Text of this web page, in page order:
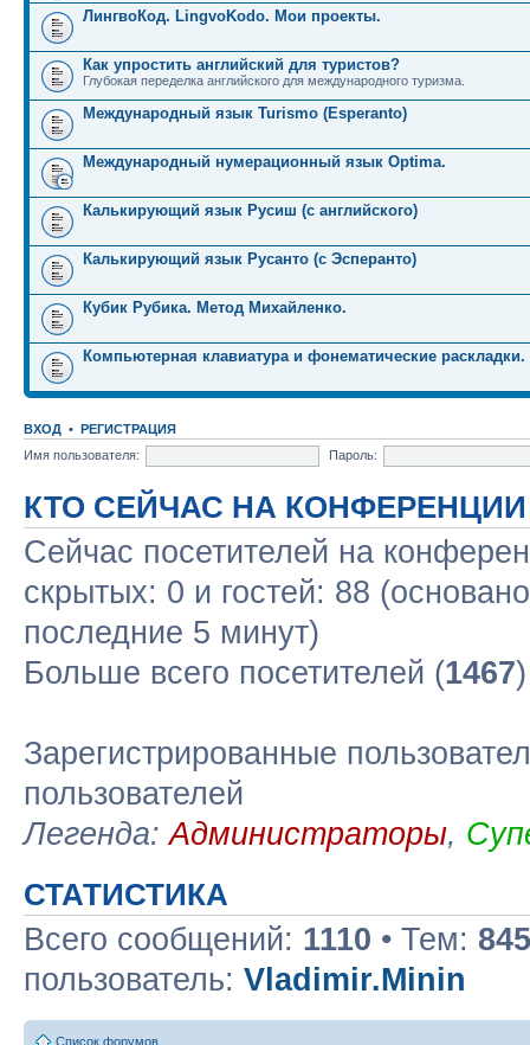
ЛингвоКод. LingvoKodo. Мои проекты.
Как упростить английский для туристов?
Глубокая переделка английского для международного туризма.
Международный язык Turismo (Esperanto)
Международный нумерационный язык Optima.
Калькирующий язык Русиш (с английского)
Калькирующий язык Русанто (с Эсперанто)
Кубик Рубика. Метод Михайленко.
Компьютерная клавиатура и фонематические раскладки.
ВХОД • РЕГИСТРАЦИЯ
Имя пользователя:
Пароль:
КТО СЕЙЧАС НА КОНФЕРЕНЦИИ
Сейчас посетителей на
скрытых: 0 и гостей: 88
последние 5 минут)
Больше всего посетителей (1467
Зарегистрированные
пользователей
Легенда:Администраторы,
СТАТИСТИКА
Всего сообщений: 1110 • Тем: 845
пользователь: Vladimir.Minin
Список форумов